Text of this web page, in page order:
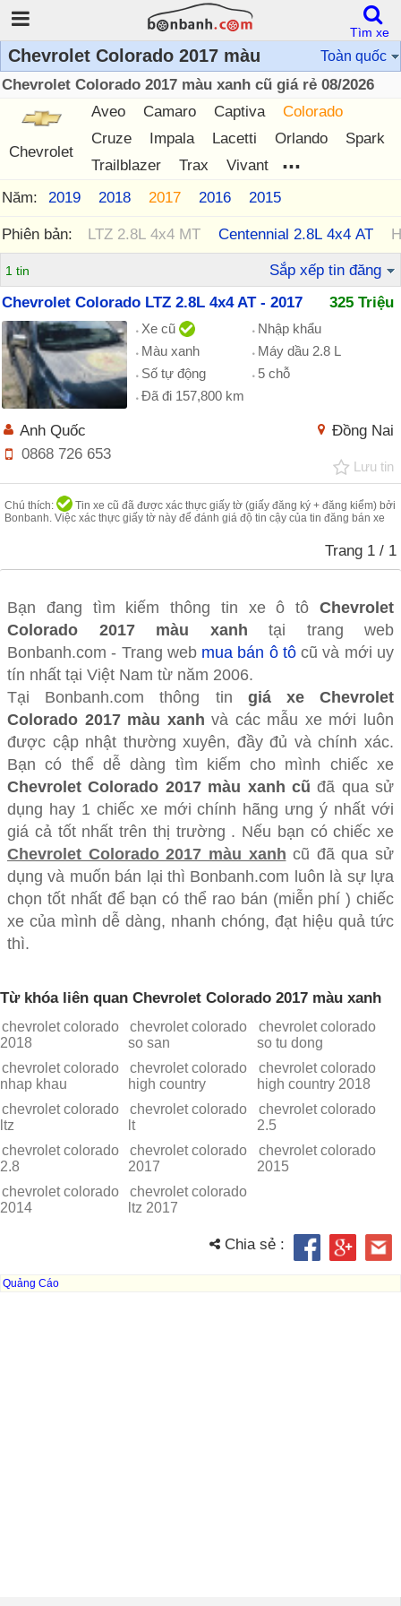
Chevrolet Colorado 2017 màu Toàn quốc
Chevrolet Colorado 2017 màu xanh cũ giá rẻ 08/2026
Chevrolet
Aveo Camaro Captiva
Colorado
Cruze
Impala Lacetti Orlando
Spark
Trailblazer
Trax Vivant ...
Năm: 2019 2018 2017 2016 2015
Phiên bản: LTZ 2.8L 4x4 MT Centennial 2.8L 4x4 AT
1 tin
Sắp xếp tin đăng
Chevrolet Colorado LTZ 2.8L 4x4 AT - 2017
325 Triệu
Xe cũ
Nhập khẩu
Màu xanh
Máy dầu 2.8 L
Số tự động
5 chỗ
Đã đi 157,800 km
Đồng Nai
Anh Quốc
0868 726 653
Lưu tin
Chú thích:
Tin xe cũ đã được xác thực giấy tờ (giấy đăng ký + đăng kiểm) bởi
Bonbanh. Việc xác thực giấy tờ này để đánh giá độ tin cậy của tin đăng bán xe
Trang 1 / 1
Bạn đang tìm kiếm thông tin xe ô tô Chevrolet
Colorado 2017 màu xanh tại trang web
Bonbanh.com - Trang web mua bán ô tôcũ và mới uy
tín nhất tại Việt Nam từ năm 2006.
Tại Bonbanh.com thông tin giá xe Chevrolet
Colorado 2017 màu xanh và các mẫu xe mới luôn
được cập nhật thường xuyên, đầy đủ và chính xác.
Bạn có thể dễ dàng tìm kiếm cho mình chiếc xe
Chevrolet Colorado 2017 màu xanh cũ đã qua sử
dụng hay 1 chiếc xe mới chính hãng ưng ý nhất với
giá cả tốt nhất trên thị trường . Nếu bạn có chiếc xe
Chevrolet Colorado 2017 màu xanh cũ đã qua sử
dụng và muốn bán lại thì Bonbanh.com luôn là sự lựa
chọn tốt nhất để bạn có thể rao bán (miễn phí ) chiếc
xe của mình dễ dàng, nhanh chóng, đạt hiệu quả tức
thì.
Từ khóa liên quan Chevrolet Colorado 2017 màu xanh
chevrolet colorado
2018
chevrolet colorado
so san
chevrolet colorado
so tu dong
chevrolet colorado
nhap khau
chevrolet colorado
high country
chevrolet colorado
high country 2018
chevrolet colorado
ltz
chevrolet colorado
lt
chevrolet colorado
2.5
chevrolet colorado
2.8
chevrolet colorado
2017
chevrolet colorado
2015
chevrolet colorado
2014
chevrolet colorado
ltz 2017
Chia sẻ :
Quảng Cáo
Tìm xe